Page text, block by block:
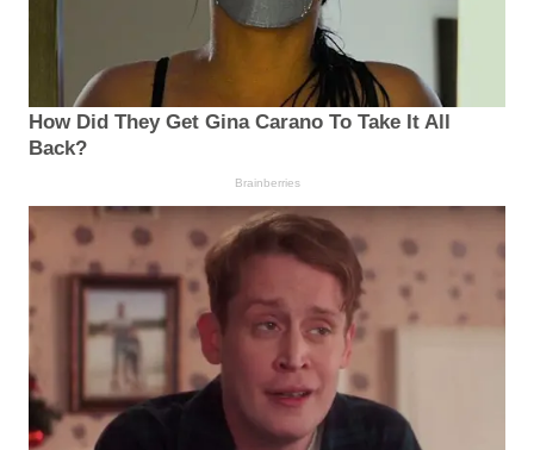
How Did They Get Gina Carano To Take It All
Back?
Brainberries